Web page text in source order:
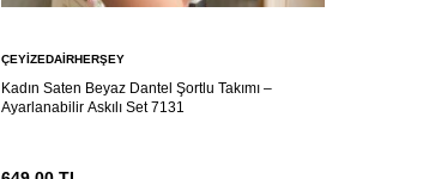
ÇEYIZEDAIRHERŞEY
Kadın Saten Beyaz Dantel Şortlu Takımı –
Ayarlanabilir Askılı Set 7131